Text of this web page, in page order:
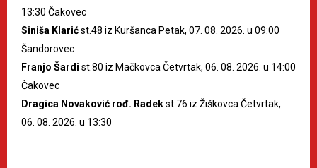
13:30 Čakovec
Siniša Klarićst.48 iz Kuršanca Petak, 07. 08. 2026. u 09:00
Šandorovec
Franjo Šardi st.80 iz Mačkovca Četvrtak, 06. 08. 2026. u 14:00
Čakovec
Dragica Novaković rođ. Radekst.76 iz Žiškovca Četvrtak,
06. 08. 2026. u 13:30